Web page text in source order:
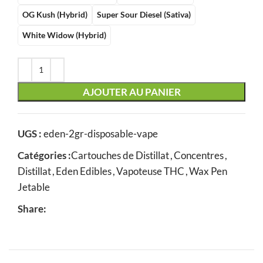
OG Kush (Hybrid) Super Sour Diesel (Sativa)
White Widow (Hybrid)
AJOUTER AU PANIER
UGS :eden-2gr-disposable-vape
Catégories :Cartouches de Distillat,Concentres,
Distillat,Eden Edibles,Vapoteuse THC,Wax Pen
Jetable
Share: